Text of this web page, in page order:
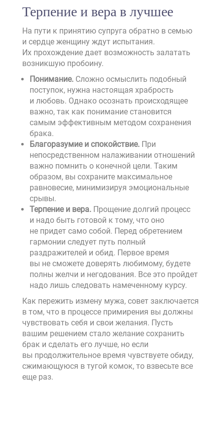
Терпение и вера в лучшее
На пути к принятию супруга обратно в семью
и сердце женщину ждут испытания.
Их прохождение дает возможность залатать
возникшую пробоину.
Понимание. Сложно осмыслить подобный
поступок, нужна настоящая храбрость
и любовь. Однако осознать происходящее
важно, так как понимание становится
самым эффективным методом сохранения
брака.
Благоразумие и спокойствие. При
непосредственном налаживании отношений
важно помнить о конечной цели. Таким
образом, вы сохраните максимальное
равновесие, минимизируя эмоциональные
срывы.
Терпение и вера. Прощение долгий процесс
и надо быть готовой к тому, что оно
не придет само собой. Перед обретением
гармонии следует путь полный
раздражителей и обид. Первое время
вы не сможете доверять любимому, будете
полны желчи и негодования. Все это пройдет
надо лишь следовать намеченному курсу.
Как пережить измену мужа, совет заключается
в том, что в процессе примирения вы должны
чувствовать себя и свои желания. Пусть
вашим решением стало желание сохранить
брак и сделать его лучше, но если
вы продолжительное время чувствуете обиду,
сжимающуюся в тугой комок, то взвесьте все
еще раз.